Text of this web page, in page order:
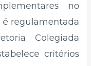
no
é regulamentada
Colegiada
critérios